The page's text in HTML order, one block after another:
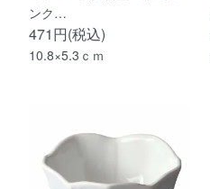
ンク…
471円(税込)
10.8×5.3ｃｍ